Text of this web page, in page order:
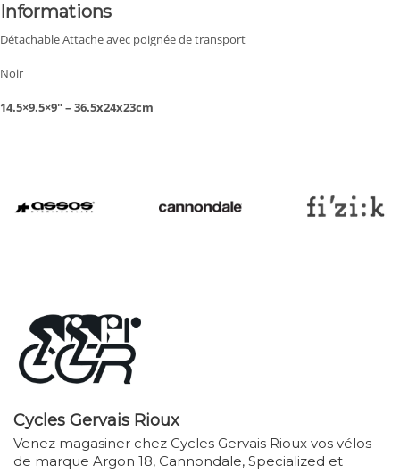
Informations
Détachable Attache avec poignée de transport
Noir
14.5×9.5×9″ – 36.5x24x23cm
Cycles Gervais Rioux
Venez magasiner chez Cycles Gervais Rioux vos vélos
de marque Argon 18, Cannondale, Specialized et